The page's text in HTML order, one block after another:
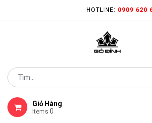
HOTLINE: 0909 620
Giỏ Hàng
Items 0